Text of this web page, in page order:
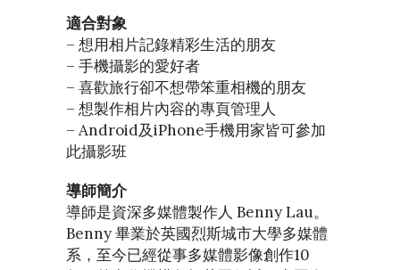
適合對象
– 想用相片記錄精彩生活的朋友
– 手機攝影的愛好者
– 喜歡旅行卻不想帶笨重相機的朋友
– 想製作相片內容的專頁管理人
– Android及iPhone手機用家皆可參加
此攝影班
導師簡介
導師是資深多媒體製作人 Benny Lau。
Benny 畢業於英國烈斯城市大學多媒體
系，至今已經從事多媒體影像創作10